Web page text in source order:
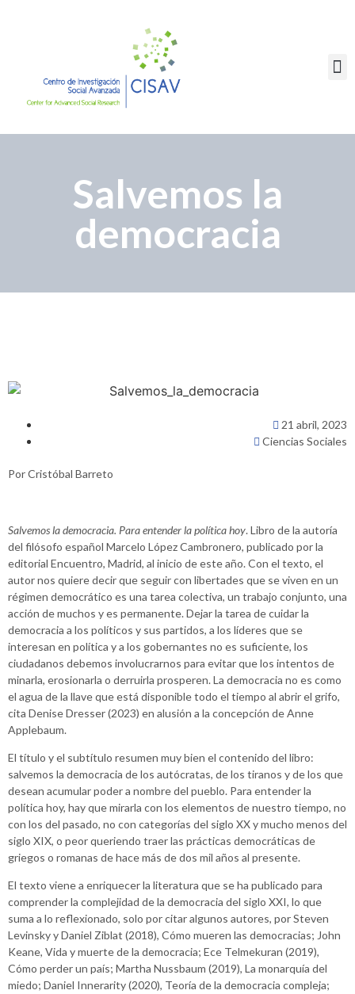
Salvemos la
democracia
21 abril, 2023
Ciencias Sociales
Por Cristóbal Barreto
Salvemos la democracia. Para entender la política hoy. Libro de la autoría
del filósofo español Marcelo López Cambronero, publicado por la
editorial Encuentro, Madrid, al inicio de este año. Con el texto, el
autor nos quiere decir que seguir con libertades que se viven en un
régimen democrático es una tarea colectiva, un trabajo conjunto, una
acción de muchos y es permanente. Dejar la tarea de cuidar la
democracia a los políticos y sus partidos, a los líderes que se
interesan en política y a los gobernantes no es suficiente, los
ciudadanos debemos involucrarnos para evitar que los intentos de
minarla, erosionarla o derruirla prosperen. La democracia no es como
el agua de la llave que está disponible todo el tiempo al abrir el grifo,
cita Denise Dresser (2023) en alusión a la concepción de Anne
Applebaum.
El título y el subtítulo resumen muy bien el contenido del libro:
salvemos la democracia de los autócratas, de los tiranos y de los que
desean acumular poder a nombre del pueblo. Para entender la
política hoy, hay que mirarla con los elementos de nuestro tiempo, no
con los del pasado, no con categorías del siglo XX y mucho menos del
siglo XIX, o peor queriendo traer las prácticas democráticas de
griegos o romanas de hace más de dos mil años al presente.
El texto viene a enriquecer la literatura que se ha publicado para
comprender la complejidad de la democracia del siglo XXI, lo que
suma a lo reflexionado, solo por citar algunos autores, por Steven
Levinsky y Daniel Ziblat (2018), Cómo mueren las democracias; John
Keane, Vida y muerte de la democracia; Ece Telmekuran (2019),
Cómo perder un país; Martha Nussbaum (2019), La monarquía del
miedo; Daniel Innerarity (2020), Teoría de la democracia compleja;